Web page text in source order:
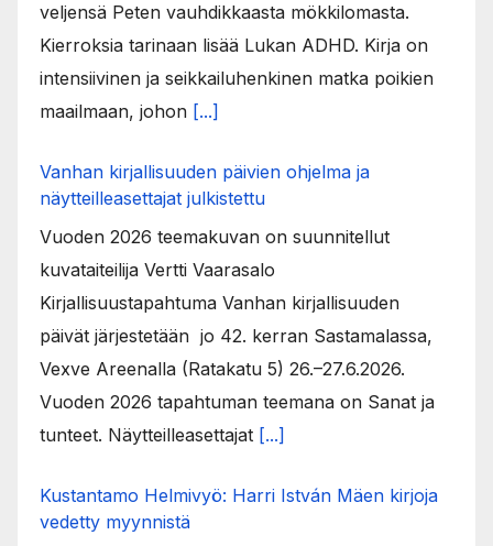
veljensä Peten vauhdikkaasta mökkilomasta.
Kierroksia tarinaan lisää Lukan ADHD. Kirja on
intensiivinen ja seikkailuhenkinen matka poikien
maailmaan, johon [...]
Vanhan kirjallisuuden päivien ohjelma ja
näytteilleasettajat julkistettu
Vuoden 2026 teemakuvan on suunnitellut
kuvataiteilija Vertti Vaarasalo
Kirjallisuustapahtuma Vanhan kirjallisuuden
päivät järjestetään jo 42. kerran Sastamalassa,
Vexve Areenalla (Ratakatu 5) 26.–27.6.2026.
Vuoden 2026 tapahtuman teemana on Sanat ja
tunteet. Näytteilleasettajat [...]
Kustantamo Helmivyö: Harri István Mäen kirjoja
vedetty myynnistä